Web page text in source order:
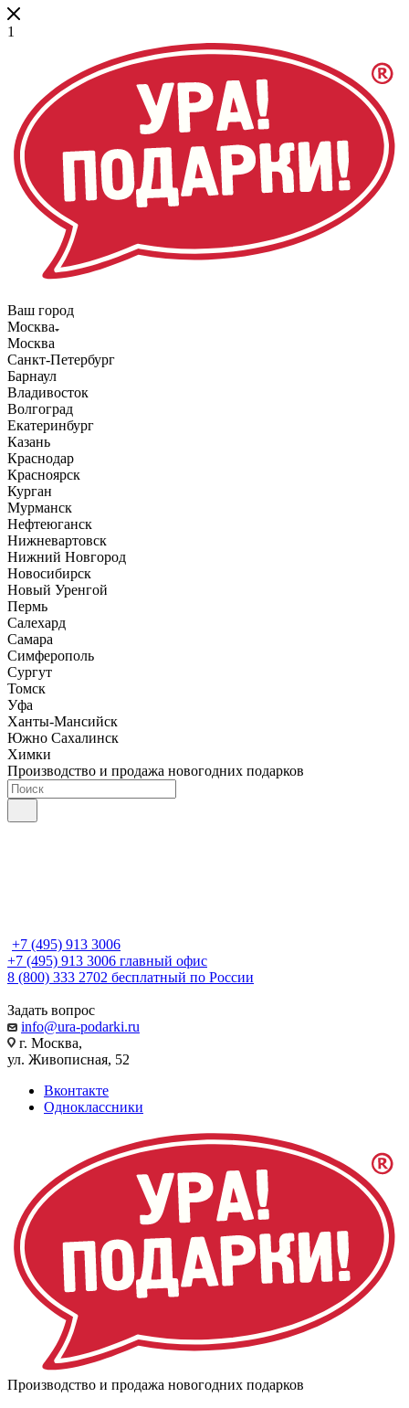
1
Ваш город
Москва
Москва
Санкт-Петербург
Барнаул
Владивосток
Волгоград
Екатеринбург
Казань
Краснодар
Красноярск
Курган
Мурманск
Нефтеюганск
Нижневартовск
Нижний Новгород
Новосибирск
Новый Уренгой
Пермь
Салехард
Самара
Симферополь
Сургут
Томск
Уфа
Ханты-Мансийск
Южно Сахалинск
Химки
Производство и продажа новогодних подарков
+7 (495) 913 3006
+7 (495) 913 3006 главный офис
8 (800) 333 2702 бесплатный по России
Задать вопрос
info@ura-podarki.ru
г. Москва,
ул. Живописная, 52
Вконтакте
Одноклассники
Производство и продажа новогодних подарков